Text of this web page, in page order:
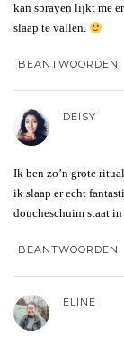
kan sprayen lijkt me
slaap te vallen.
BEANTWOORDEN
DEISY
Ik ben zo’n grote
ik slaap er echt
doucheschuim staat
BEANTWOORDEN
ELINE